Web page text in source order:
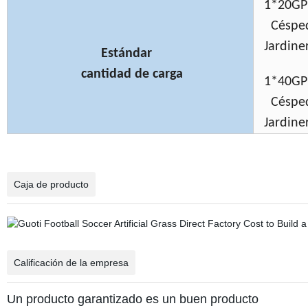
Estándar
cantidad de carga
Caja de producto
Calificación de la empresa
Un producto garantizado es un buen producto